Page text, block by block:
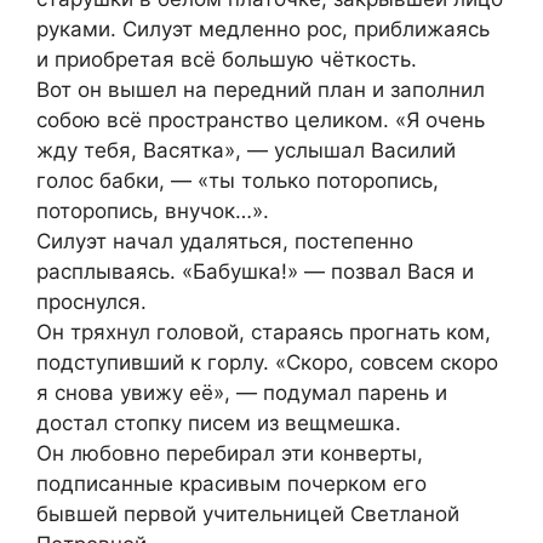
руками. Силуэт медленно рос, приближаясь
и приобретая всё большую чёткость.
Вот он вышел на передний план и заполнил
собою всё пространство целиком. «Я очень
жду тебя, Васятка», — услышал Василий
голос бабки, — «ты только поторопись,
поторопись, внучок…».
Силуэт начал удаляться, постепенно
расплываясь. «Бабушка!» — позвал Вася и
проснулся.
Он тряхнул головой, стараясь прогнать ком,
подступивший к горлу. «Скоро, совсем скоро
я снова увижу её», — подумал парень и
достал стопку писем из вещмешка.
Он любовно перебирал эти конверты,
подписанные красивым почерком его
бывшей первой учительницей Светланой